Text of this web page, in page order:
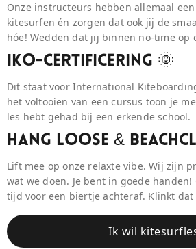
Onze instructeurs hebben allemaal
kitesurfen én zorgen dat ook jij de
hóe! Wedden dat jij binnen no-time op
IKO-Certificering 🌞
Dit staat voor International
het voltooien van een cursus toon je
les hebt gehad bij een erkende school.
Hang Loose &
Lift mee op onze relaxte vibe. Wij zijn
wat we doen. Je bent in goede handen!
tijd voor een biertje achteraf. Klinkt dat
Ik wil